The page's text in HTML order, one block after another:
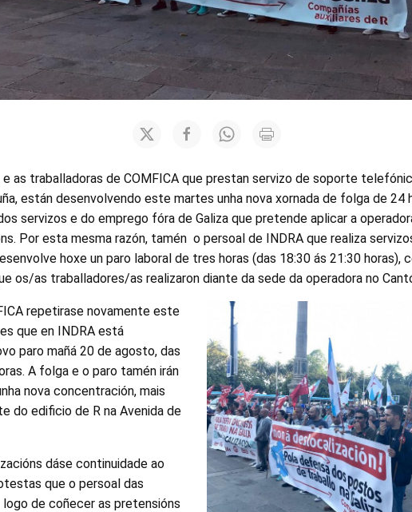
as traballadoras de COMFICA que prestan servizo de soporte
están desenvolvendo este martes unha nova xornada de folga de 24
servizos e do emprego fóra de Galiza que pretende aplicar a
Por esta mesma razón, tamén o persoal de INDRA que realiza
hoxe un paro laboral de tres horas (das 18:30 ás 21:30 horas),
os/as traballadores/as realizaron diante da sede da operadora no
repetirase novamente este
que en INDRA está
paro mañá 20 de agosto, das
A folga e o paro tamén irán
nova concentración, mais
do edificio de R na Avenida de
dáse continuidade ao
que o persoal das
de coñecer as pretensións